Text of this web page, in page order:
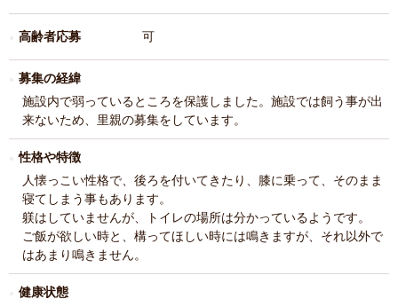
高齢者応募 可
募集の経緯
施設内で弱っているところを保護しました。施設では飼う事が出
来ないため、里親の募集をしています。
性格や特徴
人懐っこい性格で、後ろを付いてきたり、膝に乗って、そのまま
寝てしまう事もあります。
躾はしていませんが、トイレの場所は分かっているようです。
ご飯が欲しい時と、構ってほしい時には鳴きますが、それ以外で
はあまり鳴きません。
健康状態